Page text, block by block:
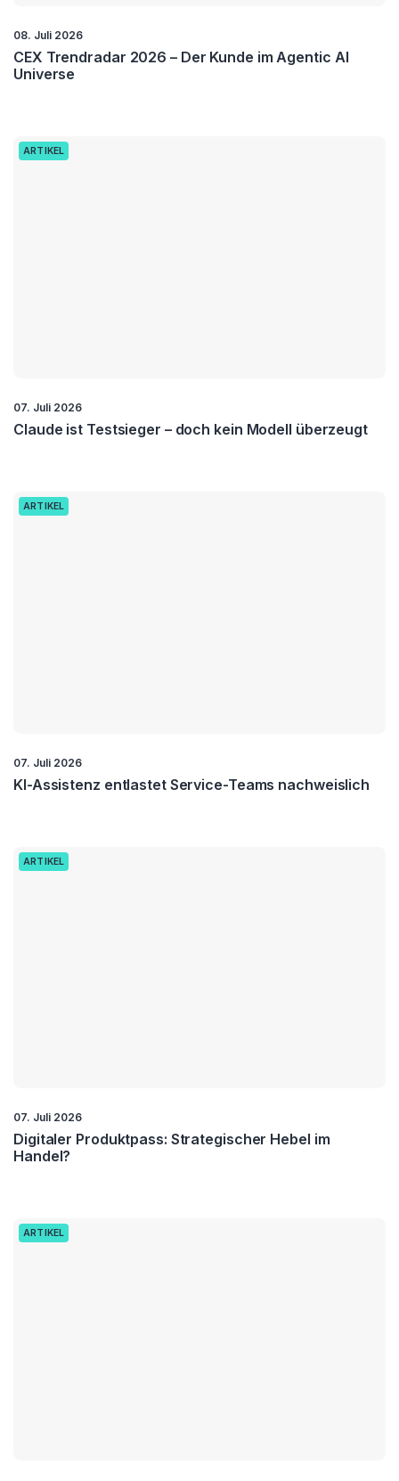
08. Juli 2026
CEX Trendradar 2026 – Der Kunde im Agentic AI
Universe
ARTIKEL
07. Juli 2026
Claude ist Testsieger – doch kein Modell überzeugt
ARTIKEL
07. Juli 2026
KI-Assistenz entlastet Service-Teams nachweislich
ARTIKEL
07. Juli 2026
Digitaler Produktpass: Strategischer Hebel im
Handel?
ARTIKEL